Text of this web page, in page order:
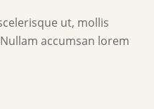
ut, mollis
accumsan lorem